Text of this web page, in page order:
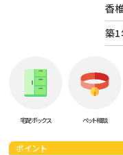
香
築
宅配ボックス ペット相談
ポイント